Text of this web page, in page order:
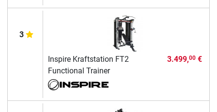
3
Inspire Kraftstation FT2
Functional Trainer
3.499,00€